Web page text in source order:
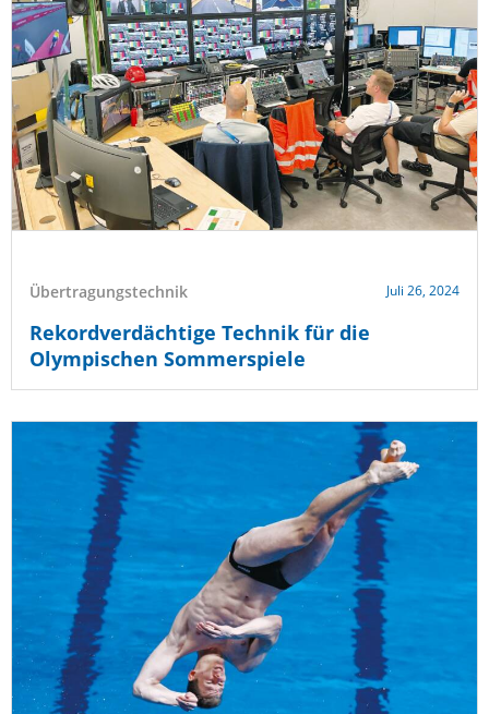
Übertragungstechnik Juli 26, 2024
Rekordverdächtige Technik für die
Olympischen Sommerspiele